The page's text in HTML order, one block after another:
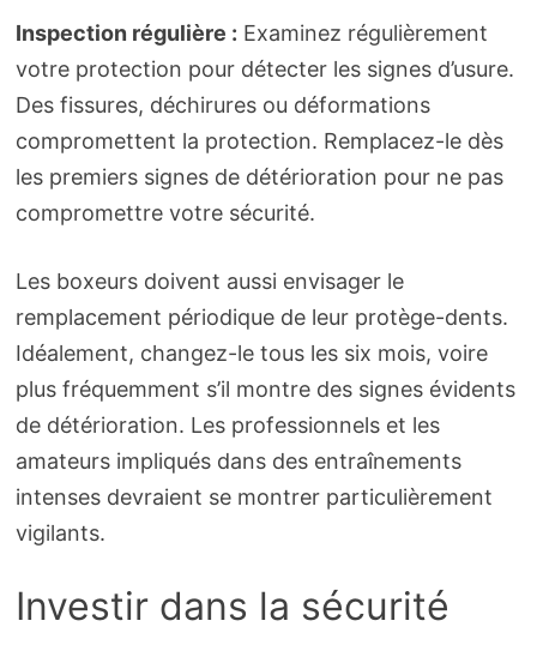
Inspection régulière : Examinez régulièrement
votre protection pour détecter les signes d’usure.
Des fissures, déchirures ou déformations
compromettent la protection. Remplacez-le dès
les premiers signes de détérioration pour ne pas
compromettre votre sécurité.
Les boxeurs doivent aussi envisager le
remplacement périodique de leur protège-dents.
Idéalement, changez-le tous les six mois, voire
plus fréquemment s’il montre des signes évidents
de détérioration. Les professionnels et les
amateurs impliqués dans des entraînements
intenses devraient se montrer particulièrement
vigilants.
Investir dans la sécurité